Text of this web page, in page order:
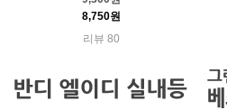
8,750원
리뷰 80